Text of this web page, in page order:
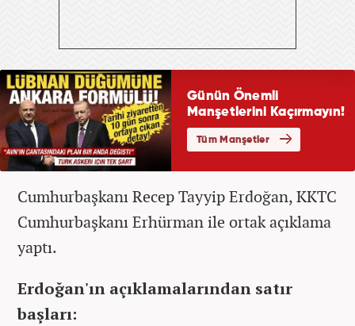
Cumhurbaşkanı Recep Tayyip Erdoğan, KKTC
Cumhurbaşkanı Erhürman ile ortak açıklama
yaptı.
Erdoğan'ın açıklamalarından satır
başları: